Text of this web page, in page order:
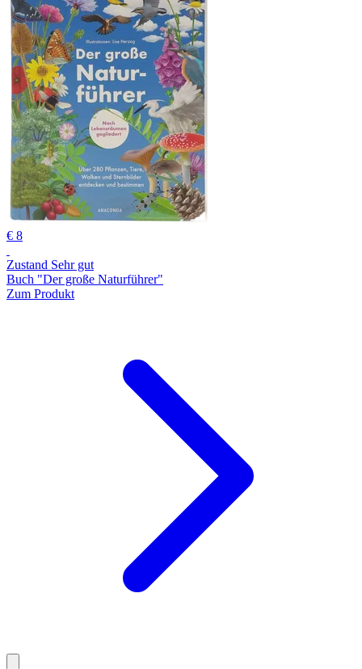
€ 8
Zustand Sehr gut
Buch "Der große Naturführer"
Zum Produkt